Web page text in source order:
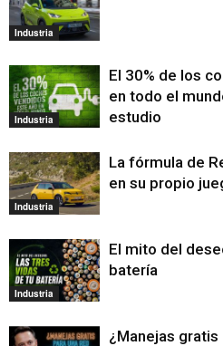
Industria
Industria
El 30% de los
en todo el
estudio
Industria
La fórmula de
en su propio
Industria
El mito del
batería
¿Manejas gratis